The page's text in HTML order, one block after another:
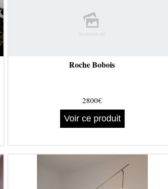
Roche Bobois
2800€
Voir ce produit